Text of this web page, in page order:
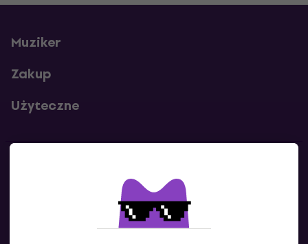
Muziker
Zakup
Użyteczne
Skontaktuj się z nami